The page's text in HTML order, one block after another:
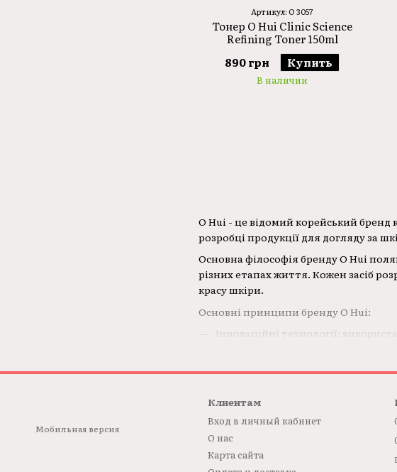
O Hui - це відомий корейський бренд
розробці продукції для догляду за
Основна філософія бренду O Hui
різних етапах життя. Кожен засіб
красу шкіри.
Основні принципи бренду O Hui:
Інноваційні технології:
Якість і безпека: всі продукти
Бренд O Hui пропонує широкий
Артикул: O 3057
Тонер O Hui Clinic Science
Refining Toner 150ml
890 грн
Купить
В наличии
Мобильная версия
Клиентам
Вход в личный кабинет
О нас
Карта сайта